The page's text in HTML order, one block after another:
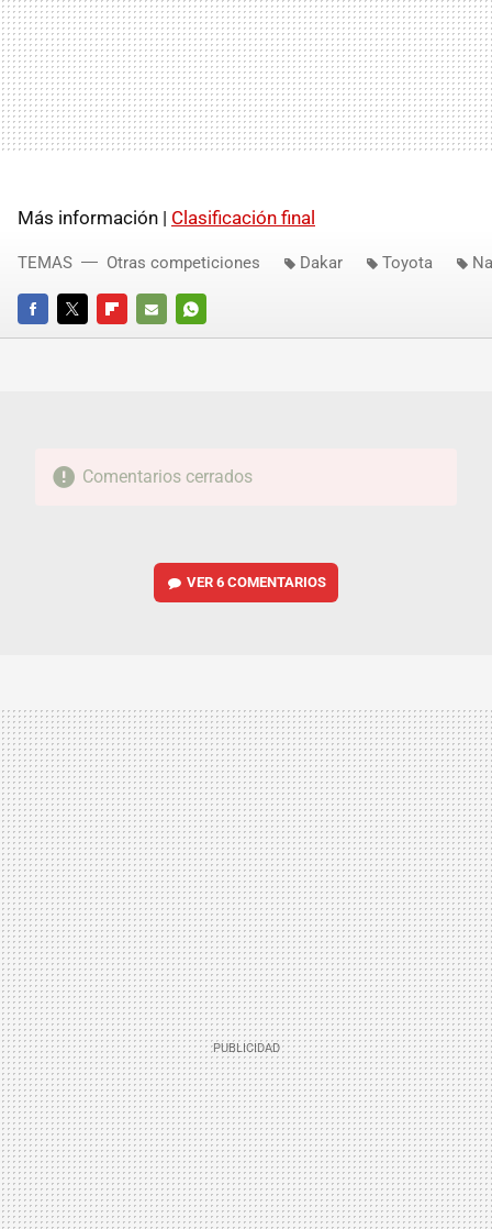
Más información | Clasificación final
FACEBOOKTWITTERFLIPBOARD
E-
WHATSAPP
TEMAS Otras competiciones Dakar Toyota
Comentarios cerrados
VER6 COMENTARIOS